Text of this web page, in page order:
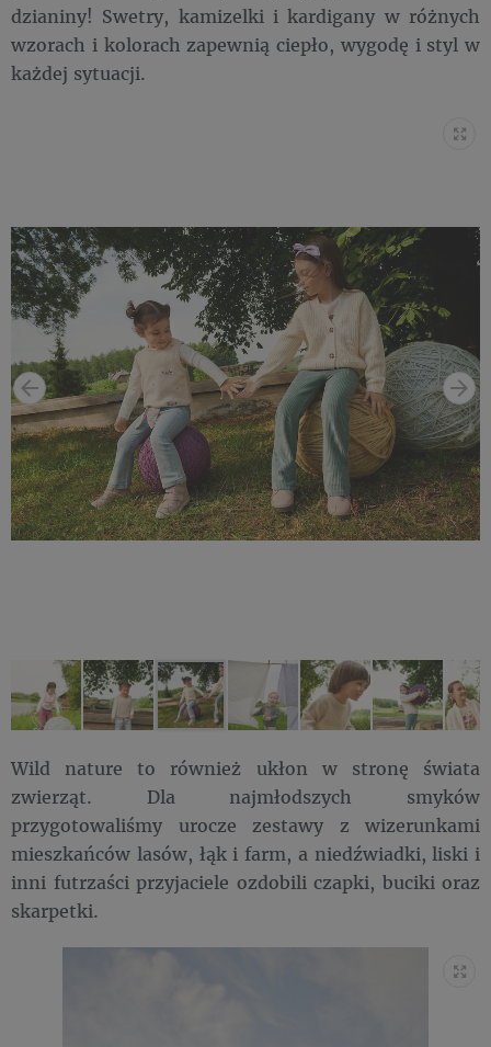
dzianiny! Swetry, kamizelki i kardigany w różnych
wzorach i kolorach zapewnią ciepło, wygodę i styl w
każdej sytuacji.
Wild nature to również ukłon w stronę świata
zwierząt. Dla najmłodszych smyków
przygotowaliśmy urocze zestawy z wizerunkami
mieszkańców lasów, łąk i farm, a niedźwiadki, liski i
inni futrzaści przyjaciele ozdobili czapki, buciki oraz
skarpetki.